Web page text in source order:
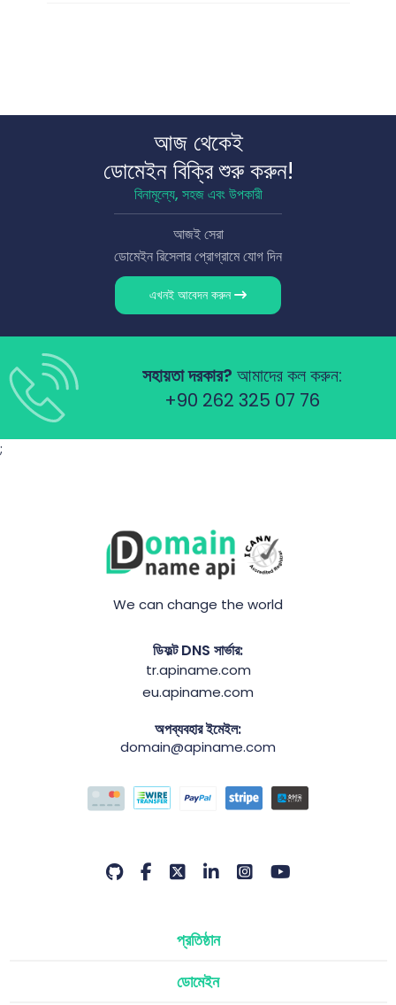
আজ থেকেই
ডোমেইন বিক্রি শুরু করুন!
বিনামূল্যে, সহজ এবং উপকারী
আজই সেরা
ডোমেইন রিসেলার প্রোগ্রামে যোগ দিন
এখনই আবেদন করুন
সহায়তা দরকার? আমাদের কল করুন:
+90 262 325 07 76
;
We can change the world
ডিফল্ট DNS সার্ভার:
tr.apiname.com
eu.apiname.com
অপব্যবহার ইমেইল:
domain@apiname.com
প্রতিষ্ঠান
ডোমেইন